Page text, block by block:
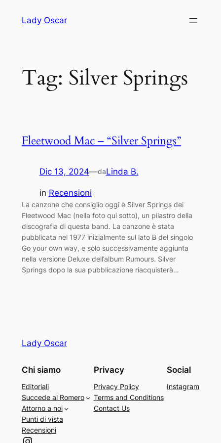
Lady Oscar
Tag: Silver Springs
Fleetwood Mac – “Silver Springs”
Dic 13, 2024—daLinda B.
in Recensioni
La canzone che consiglio oggi è Silver Springs dei
Fleetwood Mac (nella foto qui sotto), un pilastro della
discografia di questa band. La canzone è stata
pubblicata nel 1977 inizialmente sul lato B del singolo
Go your own way, e solo successivamente aggiunta
nella versione Deluxe dell’album Rumours. Silver
Springs dopo la sua pubblicazione riacquisterà…
Lady Oscar
Chi siamo
Editoriali
Succede al Romero
Attorno a noi
Punti di vista
Recensioni
Privacy
Privacy Policy
Terms and Conditions
Contact Us
Social
Instagram